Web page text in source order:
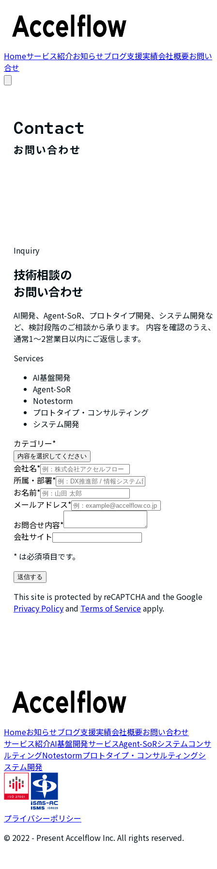
Homeサービス紹介お知らせブログ支援実績会社概要お問い
合せ
Contact
お問い合わせ
Inquiry
技術相談の
お問い合わせ
AI開発、Agent-SoR、プロトタイプ開発、システム開発な
ど、検討段階のご相談から承ります。 内容を確認のうえ、
通常1〜2営業日以内にご返信します。
Services
AI基盤開発
Agent-SoR
Notestorm
プロトタイプ・コンサルティング
システム開発
カテゴリー*
内容を選択してください
会社名*
所属・部署*
お名前*
メールアドレス*
お問合せ内容*
会社サイト
* は必須項目です。
送信する
This site is protected by reCAPTCHA and the Google
Privacy Policyand Terms of Serviceapply.
Homeお知らせブログ支援実績会社概要お問い合わせ
サービス紹介AI基盤開発サービスAgent-SoRシステムコンサ
ルティングNotestormプロトタイプ・コンサルティングシ
ステム開発
プライバシーポリシー
© 2022 - PresentAccelflow Inc. All rights reserved.